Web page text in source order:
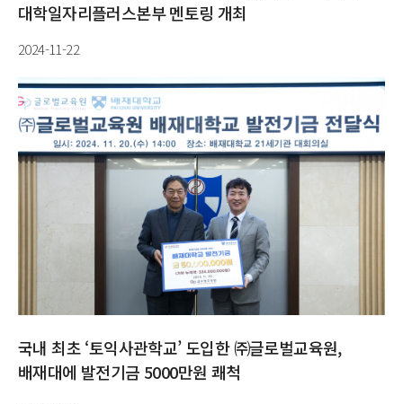
대학일자리플러스본부 멘토링 개최
2024-11-22
국내 최초 ‘토익사관학교’ 도입한 ㈜글로벌교육원,
배재대에 발전기금 5000만원 쾌척